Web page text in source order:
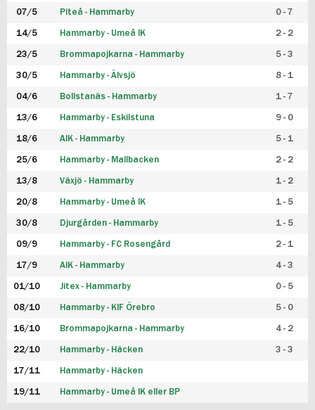
07/5 Piteå - Hammarby 0 - 7
14/5 Hammarby - Umeå IK 2 - 2
23/5 Brommapojkarna - Hammarby 5 - 3
30/5 Hammarby - Älvsjö 8 - 1
04/6 Bollstanäs - Hammarby 1 - 7
13/6 Hammarby - Eskilstuna 9 - 0
18/6 AIK - Hammarby 5 - 1
25/6 Hammarby - Mallbacken 2 - 2
13/8 Växjö - Hammarby 1 - 2
20/8 Hammarby - Umeå IK 1 - 5
30/8 Djurgården - Hammarby 1 - 5
09/9 Hammarby - FC Rosengård 2 - 1
17/9 AIK - Hammarby 4 - 3
01/10 Jitex - Hammarby 0 - 5
08/10 Hammarby - KIF Örebro 5 - 0
16/10 Brommapojkarna - Hammarby 4 - 2
22/10 Hammarby - Häcken 3 - 3
17/11 Hammarby - Häcken
19/11 Hammarby - Umeå IK eller BP